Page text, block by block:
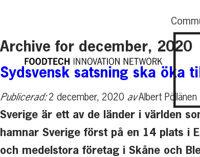
Archive for december, 2020
Sydsvensk satsning ska öka
Publicerad:2 december, 2020 avAlbert Pöllänen
Sverige är ett av de länder i världen
hamnar Sverige först på en 14 plats i
och medelstora företag i Skåne och